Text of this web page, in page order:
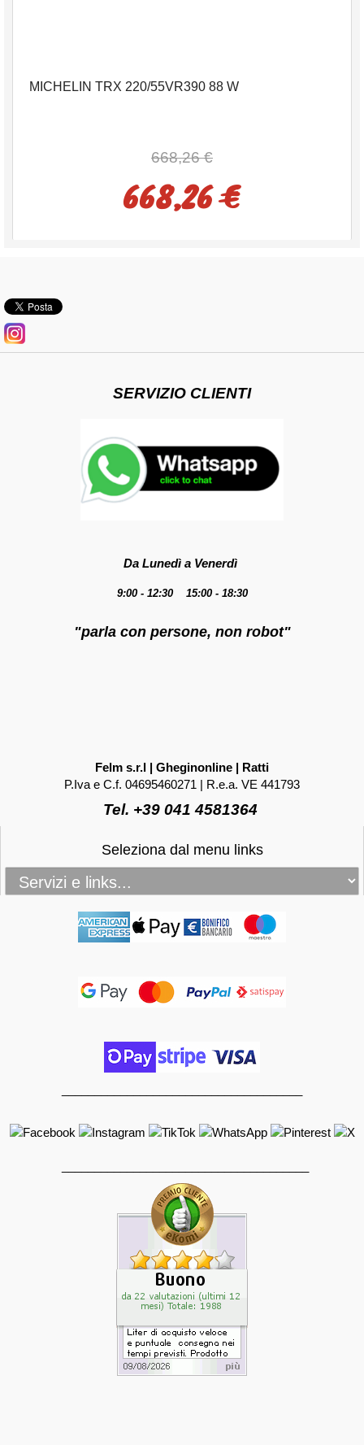
MICHELIN TRX 220/55VR390 88 W
668,26 €
668,26 €
SERVIZIO CLIENTI
Da Lunedì a Venerdì
9:00 - 12:30 15:00 - 18:30
"parla con persone, non robot"
Felm s.r.l | Gheginonline | Ratti
P.Iva e C.f. 04695460271 | R.e.a. VE 441793
Tel. +39 041 4581364
Seleziona dal menu links